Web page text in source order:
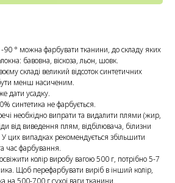
90 ° можна фарбувати тканини, до складу яких
бавовна, віскоза, льон, шовк.
складі великий відсоток синтетичних
менш насиченим.
дати усадку.
синтетика не фарбується.
необхідно випрати та видалити плями (жир,
від виведення плям, відбілювача, білизни
цих випадках рекомендується збільшити
час фарбування.
колір виробу вагою 500 г, потрібно 5-7
Щоб перефарбувати виріб в інший колір,